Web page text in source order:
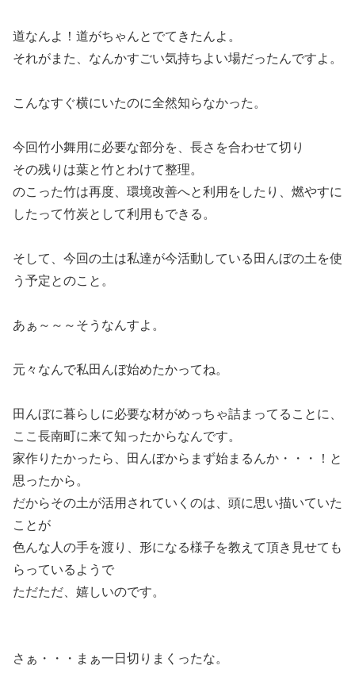
道なんよ！道がちゃんとでてきたんよ。
それがまた、なんかすごい気持ちよい場だったんですよ。
こんなすぐ横にいたのに全然知らなかった。
今回竹小舞用に必要な部分を、長さを合わせて切り
その残りは葉と竹とわけて整理。
のこった竹は再度、環境改善へと利用をしたり、燃やすに
したって竹炭として利用もできる。
そして、今回の土は私達が今活動している田んぼの土を使
う予定とのこと。
あぁ～～～そうなんすよ。
元々なんで私田んぼ始めたかってね。
田んぼに暮らしに必要な材がめっちゃ詰まってることに、
ここ長南町に来て知ったからなんです。
家作りたかったら、田んぼからまず始まるんか・・・！と
思ったから。
だからその土が活用されていくのは、頭に思い描いていた
ことが
色んな人の手を渡り、形になる様子を教えて頂き見せても
らっているようで
ただただ、嬉しいのです。
さぁ・・・まぁ一日切りまくったな。